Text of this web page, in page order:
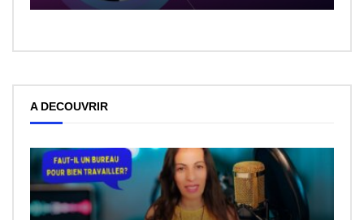
A DECOUVRIR